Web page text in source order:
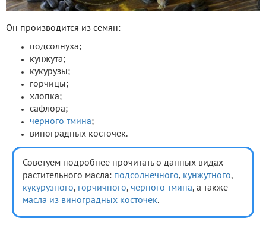
Он производится из семян:
подсолнуха;
кунжута;
кукурузы;
горчицы;
хлопка;
сафлора;
чёрного тмина;
виноградных косточек.
Советуем подробнее прочитать о данных видах
растительного масла: подсолнечного, кунжутного,
кукурузного, горчичного, черного тмина, а также
масла из виноградных косточек.